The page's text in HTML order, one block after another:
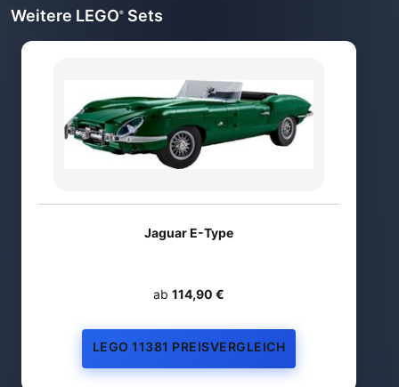
Weitere LEGO® Sets
Jaguar E-Type
ab 114,90 €
LEGO 11381 PREISVERGLEICH